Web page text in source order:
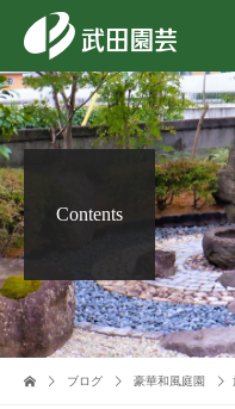
Contents
ブログ 豪華和風庭園